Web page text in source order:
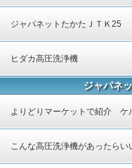
ジャパネットたかたＪＴＫ25
ヒダカ高圧洗浄機
ジャパネ
よりどりマーケットで紹介 ケ
こんな高圧洗浄機があったら